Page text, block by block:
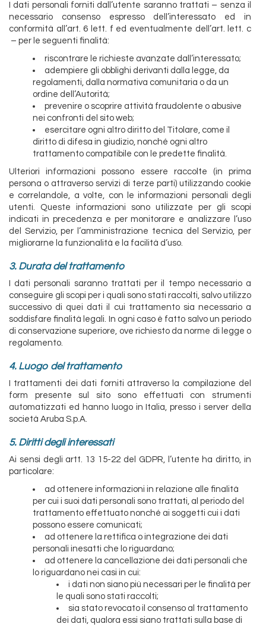
I dati personali forniti dall’utente saranno trattati – senza il
necessario consenso espresso dell’interessato ed in
conformità all’art. 6 lett. f ed eventualmente dell’art. lett. c
– per le seguenti finalità:
riscontrare le richieste avanzate dall’interessato;
adempiere gli obblighi derivanti dalla legge, da
regolamenti, dalla normativa comunitaria o da un
ordine dell’Autorità;
prevenire o scoprire attività fraudolente o abusive
nei confronti del sito web;
esercitare ogni altro diritto del Titolare, come il
diritto di difesa in giudizio, nonché ogni altro
trattamento compatibile con le predette finalità.
Ulteriori informazioni possono essere raccolte (in prima
persona o attraverso servizi di terze parti) utilizzando cookie
e correlandole, a volte, con le informazioni personali degli
utenti. Queste informazioni sono utilizzate per gli scopi
indicati in precedenza e per monitorare e analizzare l’uso
del Servizio, per l’amministrazione tecnica del Servizio, per
migliorarne la funzionalità e la facilità d’uso.
3. Durata del trattamento
I dati personali saranno trattati per il tempo necessario a
conseguire gli scopi per i quali sono stati raccolti, salvo utilizzo
successivo di quei dati il cui trattamento sia necessario a
soddisfare finalità legali. In ogni caso è fatto salvo un periodo
di conservazione superiore, ove richiesto da norme di legge o
regolamento.
4. Luogo del trattamento
I trattamenti dei dati forniti attraverso la compilazione del
form presente sul sito sono effettuati con strumenti
automatizzati ed hanno luogo in Italia, presso i server della
società Aruba S.p.A.
5. Diritti degli interessati
Ai sensi degli artt. 13 15-22 del GDPR, l’utente ha diritto, in
particolare:
ad ottenere informazioni in relazione alle finalità
per cui i suoi dati personali sono trattati, al periodo del
trattamento effettuato nonché ai soggetti cui i dati
possono essere comunicati;
ad ottenere la rettifica o integrazione dei dati
personali inesatti che lo riguardano;
ad ottenere la cancellazione dei dati personali che
lo riguardano nei casi in cui:
i dati non siano più necessari per le finalità per
le quali sono stati raccolti;
sia stato revocato il consenso al trattamento
dei dati, qualora essi siano trattati sulla base di